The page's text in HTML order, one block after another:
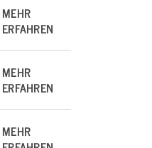
MEHR
ERFAHREN
MEHR
ERFAHREN
MEHR